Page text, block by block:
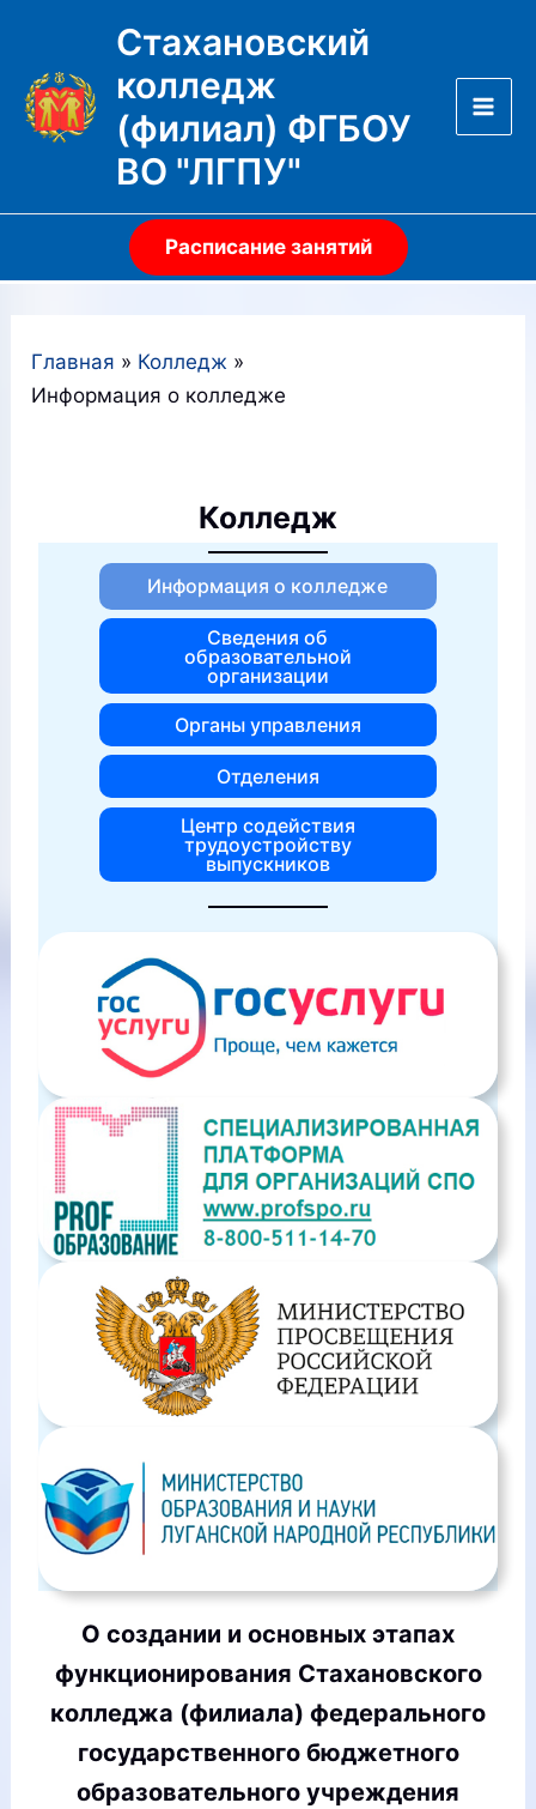
содержимому
Стахановский
колледж
(филиал) ФГБОУ
ВО "ЛГПУ"
Расписание занятий
Главная
Колледж
Информация о колледже
Колледж
Информация о колледже
Сведения об
образовательной
организации
Органы управления
Отделения
Центр содействия
трудоустройству
выпускников
О создании и основных этапах
функционирования Стахановского
колледжа (филиала) федерального
государственного бюджетного
образовательного учреждения